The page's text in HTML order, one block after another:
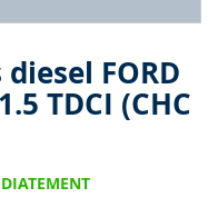
FORD
TDCI (CHC